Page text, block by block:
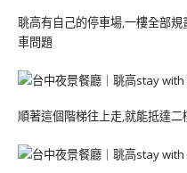
聎高有自己的停車場,一樓全部
車問題
順著這個階梯往上走,就能抵達二